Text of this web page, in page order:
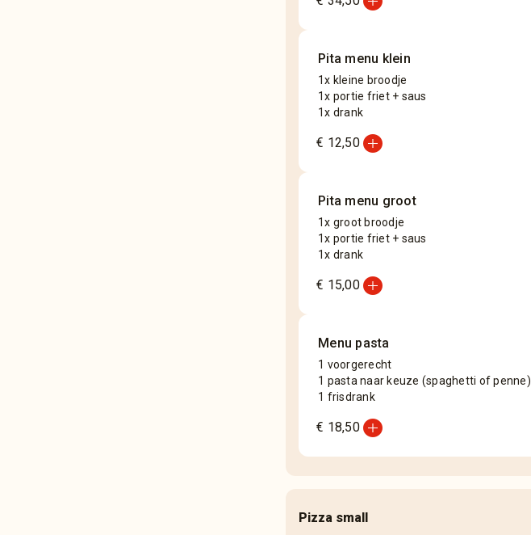
Pita menu klein
1x kleine broodje
1x portie friet + saus
1x drank
€ 12,50add_circle
Pita menu groot
1x groot broodje
1x portie friet + saus
1x drank
€ 15,00add_circle
Menu pasta
1 voorgerecht
1 pasta naar keuze (spaghetti of penne)
1 frisdrank
€ 18,50add_circle
Pizza small